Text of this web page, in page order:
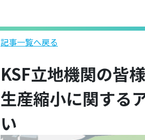
記事一覧へ戻る
KSF立地機関の皆
生産縮小に関する
い